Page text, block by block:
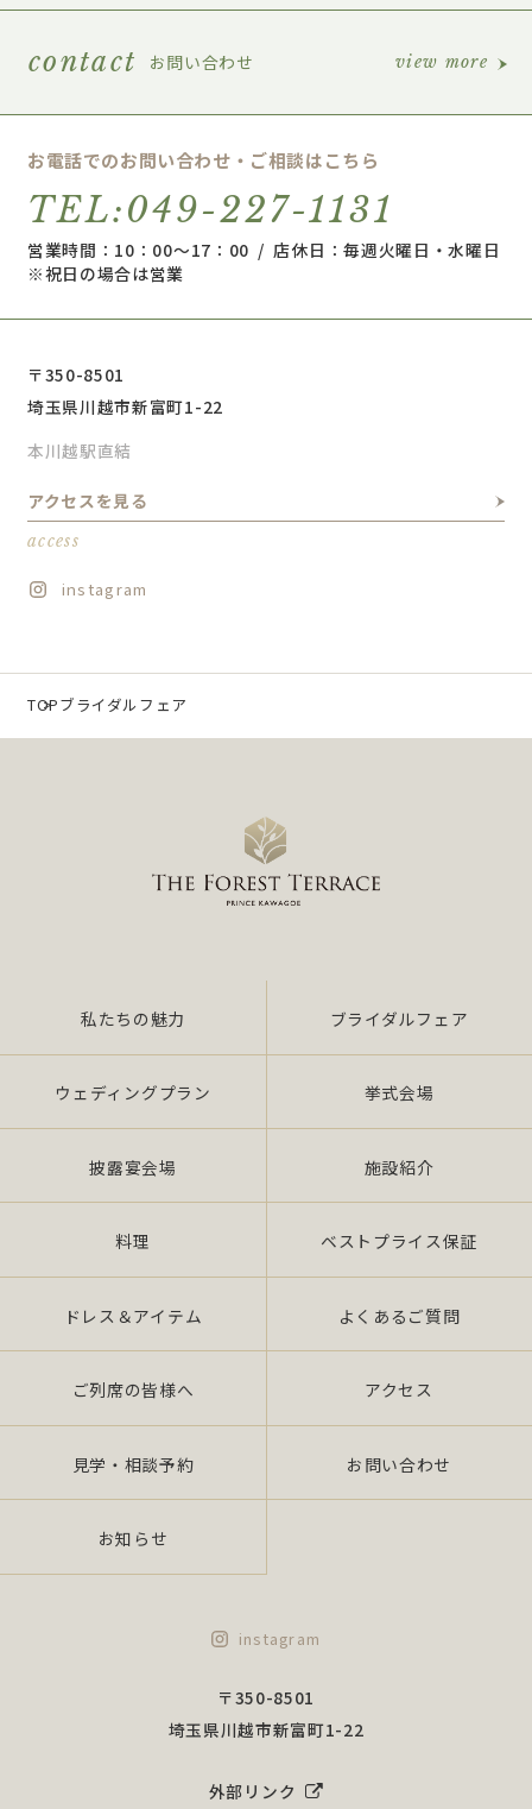
contact お問い合わせ view more
お電話でのお問い合わせ・ご相談はこちら
TEL:049-227-1131
営業時間：10：00～17：00 / 店休日：毎週火曜日・水曜日
※祝日の場合は営業
〒350-8501
埼玉県川越市新富町1-22
本川越駅直結
アクセスを見る
access
instagram
TOPブライダルフェア
私たちの魅力 ブライダルフェア
ウェディングプラン 挙式会場
披露宴会場 施設紹介
料理 ベストプライス保証
ドレス＆アイテム よくあるご質問
ご列席の皆様へ アクセス
見学・相談予約 お問い合わせ
お知らせ
instagram
外部リンク
〒350-8501
埼玉県川越市新富町1-22